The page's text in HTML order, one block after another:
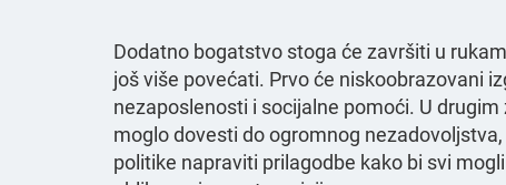
Dodatno bogatstvo stoga će završiti u
još više povećati. Prvo će niskoobrazovani
nezaposlenosti i socijalne pomoći. U
moglo dovesti do ogromnog
politike napraviti prilagodbe kako bi svi